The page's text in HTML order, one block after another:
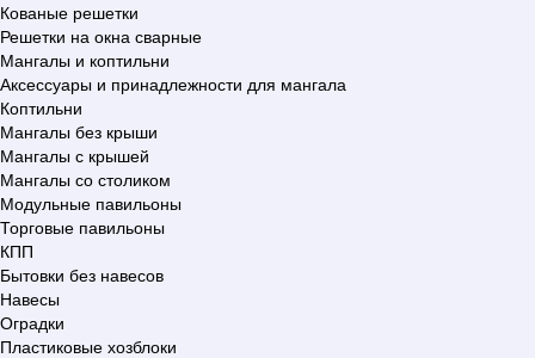
Кованые решетки
Решетки на окна сварные
Мангалы и коптильни
Аксессуары и принадлежности для мангала
Коптильни
Мангалы без крыши
Мангалы с крышей
Мангалы со столиком
Модульные павильоны
Торговые павильоны
КПП
Бытовки без навесов
Навесы
Оградки
Пластиковые хозблоки